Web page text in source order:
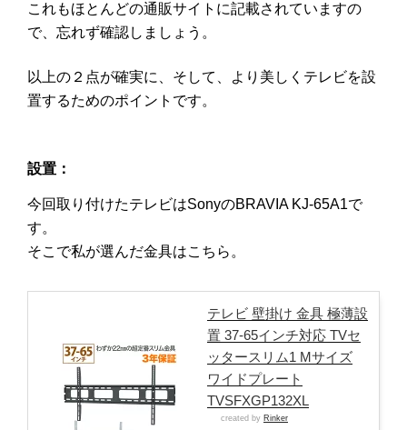
これもほとんどの通販サイトに記載されていますの
で、忘れず確認しましょう。
以上の２点が確実に、そして、より美しくテレビを設
置するためのポイントです。
設置：
今回取り付けたテレビはSonyのBRAVIA KJ-65A1で
す。
そこで私が選んだ金具はこちら。
テレビ 壁掛け 金具 極薄設
置 37-65インチ対応 TVセ
ッタースリム1 Mサイズ
ワイドプレート
TVSFXGP132XL
created by Rinker